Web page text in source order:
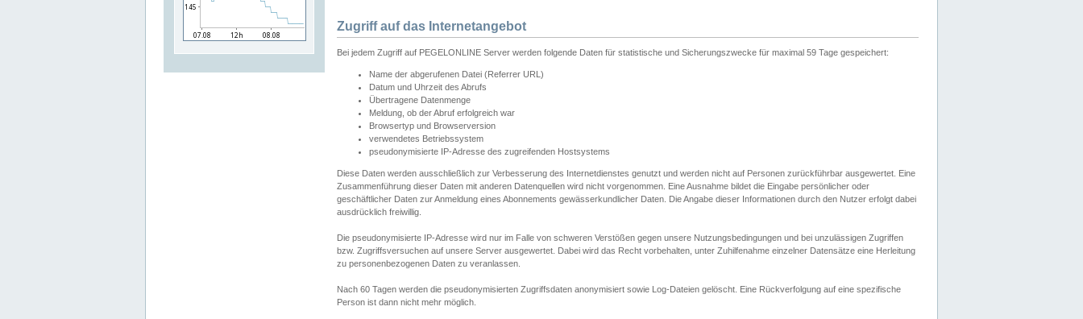
Zugriff auf das Internetangebot
Bei jedem Zugriff auf PEGELONLINE Server werden folgende Daten für statistische und Sicherungszwecke für maximal 59 Tage gespeichert:
Name der abgerufenen Datei (Referrer URL)
Datum und Uhrzeit des Abrufs
Übertragene Datenmenge
Meldung, ob der Abruf erfolgreich war
Browsertyp und Browserversion
verwendetes Betriebssystem
pseudonymisierte IP-Adresse des zugreifenden Hostsystems
Diese Daten werden ausschließlich zur Verbesserung des Internetdienstes genutzt und werden nicht auf Personen zurückführbar ausgewertet. Eine
Zusammenführung dieser Daten mit anderen Datenquellen wird nicht vorgenommen. Eine Ausnahme bildet die Eingabe persönlicher oder
geschäftlicher Daten zur Anmeldung eines Abonnements gewässerkundlicher Daten. Die Angabe dieser Informationen durch den Nutzer erfolgt dabei
ausdrücklich freiwillig.
Die pseudonymisierte IP-Adresse wird nur im Falle von schweren Verstößen gegen unsere Nutzungsbedingungen und bei unzulässigen Zugriffen
bzw. Zugriffsversuchen auf unsere Server ausgewertet. Dabei wird das Recht vorbehalten, unter Zuhilfenahme einzelner Datensätze eine Herleitung
zu personenbezogenen Daten zu veranlassen.
Nach 60 Tagen werden die pseudonymisierten Zugriffsdaten anonymisiert sowie Log-Dateien gelöscht. Eine Rückverfolgung auf eine spezifische
Person ist dann nicht mehr möglich.